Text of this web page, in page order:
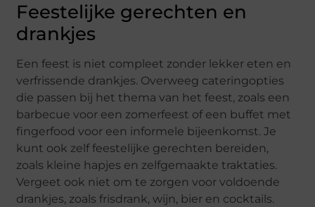
Feestelijke gerechten en
drankjes
Een feest is niet compleet zonder lekker eten en
verfrissende drankjes. Overweeg cateringopties
die passen bij het thema van het feest, zoals een
barbecue voor een zomerfeest of een buffet met
fingerfood voor een informele bijeenkomst. Je
kunt ook zelf feestelijke gerechten bereiden,
zoals kleine hapjes en zelfgemaakte traktaties.
Vergeet ook niet om te zorgen voor voldoende
drankjes, zoals frisdrank, wijn, bier en cocktails.